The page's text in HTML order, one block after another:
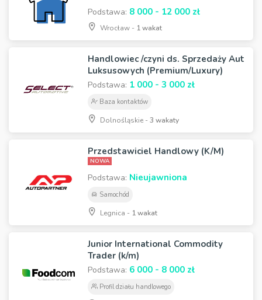
Podstawa: 8 000 - 12 000 zł
Wrocław - 1 wakat
Handlowiec /czyni ds. Sprzedaży Aut
Luksusowych (Premium/Luxury)
Podstawa: 1 000 - 3 000 zł
Baza kontaktów
Dolnośląskie -3 wakaty
Przedstawiciel Handlowy (K/M)
NOWA
Podstawa: Nieujawniona
Samochód
Legnica - 1 wakat
Junior International Commodity
Trader (k/m)
Podstawa: 6 000 - 8 000 zł
Profil działu handlowego